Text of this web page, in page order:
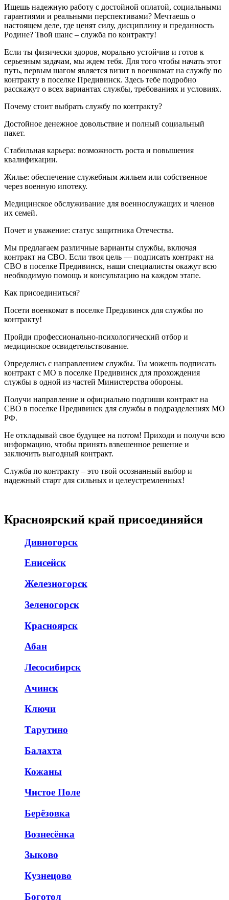
Ищешь надежную работу с достойной оплатой, социальными
гарантиями и реальными перспективами? Мечтаешь о
настоящем деле, где ценят силу, дисциплину и преданность
Родине? Твой шанс – служба по контракту!
Если ты физически здоров, морально устойчив и готов к
серьезным задачам, мы ждем тебя. Для того чтобы начать этот
путь, первым шагом является визит в военкомат на службу по
контракту в поселке Предивинск. Здесь тебе подробно
расскажут о всех вариантах службы, требованиях и условиях.
Почему стоит выбрать службу по контракту?
Достойное денежное довольствие и полный социальный
пакет.
Стабильная карьера: возможность роста и повышения
квалификации.
Жилье: обеспечение служебным жильем или собственное
через военную ипотеку.
Медицинское обслуживание для военнослужащих и членов
их семей.
Почет и уважение: статус защитника Отечества.
Мы предлагаем различные варианты службы, включая
контракт на СВО. Если твоя цель — подписать контракт на
СВО в поселке Предивинск, наши специалисты окажут всю
необходимую помощь и консультацию на каждом этапе.
Как присоединиться?
Посети военкомат в поселке Предивинск для службы по
контракту!
Пройди профессионально-психологический отбор и
медицинское освидетельствование.
Определись с направлением службы. Ты можешь подписать
контракт с МО в поселке Предивинск для прохождения
службы в одной из частей Министерства обороны.
Получи направление и официально подпиши контракт на
СВО в поселке Предивинск для службы в подразделениях МО
РФ.
Не откладывай свое будущее на потом! Приходи и получи всю
информацию, чтобы принять взвешенное решение и
заключить выгодный контракт.
Служба по контракту – это твой осознанный выбор и
надежный старт для сильных и целеустремленных!
Красноярский край присоединяйся
Дивногорск
Енисейск
Железногорск
Зеленогорск
Красноярск
Абан
Лесосибирск
Ачинск
Ключи
Тарутино
Балахта
Кожаны
Чистое Поле
Берёзовка
Вознесёнка
Зыково
Кузнецово
Боготол